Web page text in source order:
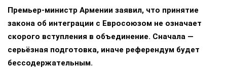
Премьер-министр Армении заявил, что принятие
закона об интеграции с Евросоюзом не означает
скорого вступления в объединение. Сначала —
серьёзная подготовка, иначе референдум будет
бессодержательным.